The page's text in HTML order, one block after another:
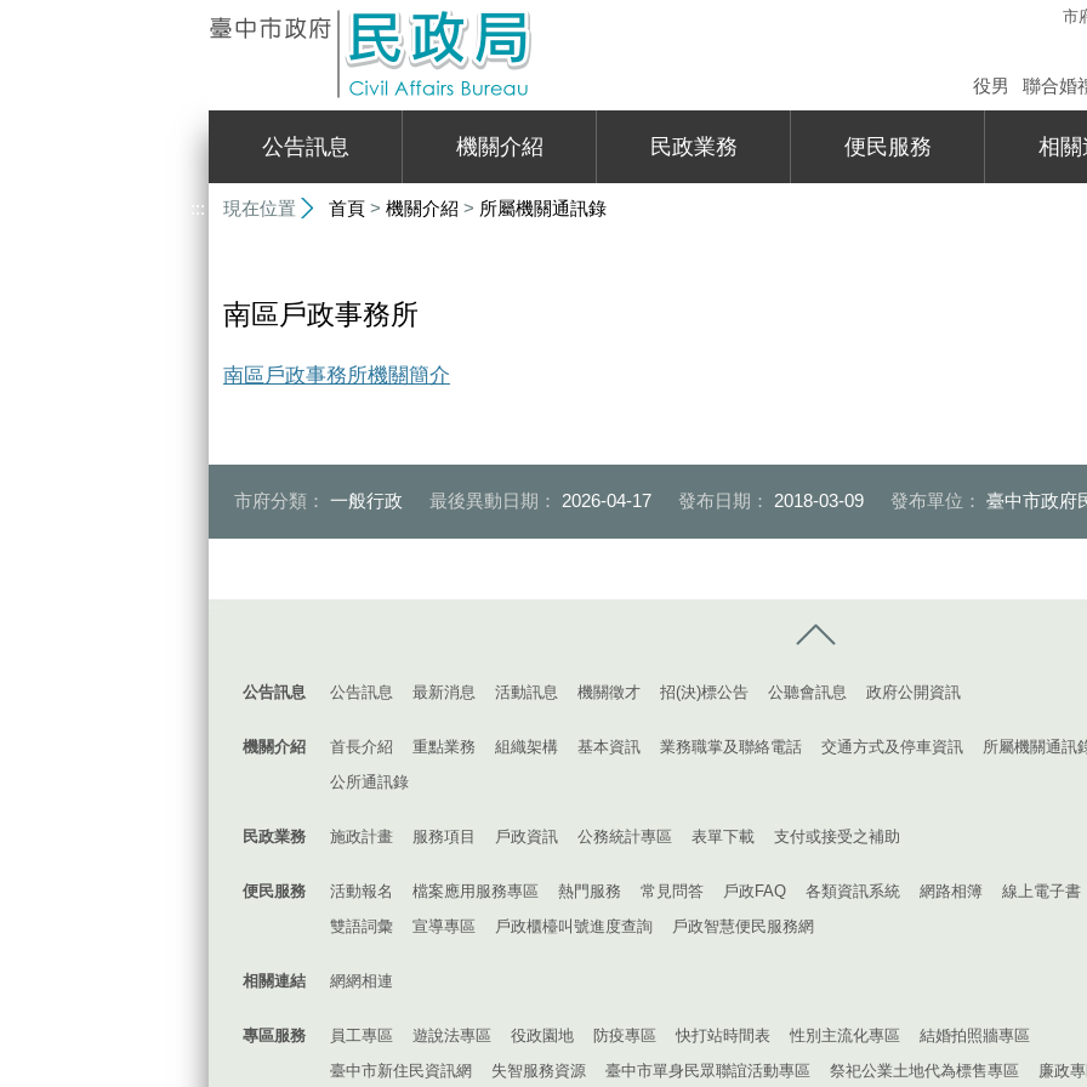
市
役男 聯合婚
公告訊息 機關介紹 民政業務 便民服務 相關
::: 現在位置 首頁 > 機關介紹 > 所屬機關通訊錄
南區戶政事務所
南區戶政事務所機關簡介
市府分類： 一般行政 最後異動日期： 2026-04-17 發布日期： 2018-03-09 發布單位： 臺中市政府
公告訊息 公告訊息 最新消息 活動訊息 機關徵才 招(決)標公告 公聽會訊息 政府公開資訊
機關介紹 首長介紹 重點業務 組織架構 基本資訊 業務職掌及聯絡電話 交通方式及停車資訊
所屬機關通訊
公所通訊錄
民政業務 施政計畫 服務項目 戶政資訊 公務統計專區 表單下載 支付或接受之補助
便民服務 活動報名 檔案應用服務專區 熱門服務 常見問答 戶政FAQ 各類資訊系統 網路相簿
線上電子書
雙語詞彙
宣導專區 戶政櫃檯叫號進度查詢 戶政智慧便民服務網
相關連結 網網相連
專區服務 員工專區 遊說法專區 役政園地 防疫專區 快打站時間表 性別主流化專區
結婚拍照牆專區
臺中市新住民資訊網
失智服務資源 臺中市單身民眾聯誼活動專區 祭祀公業土地代為標售專區 廉政